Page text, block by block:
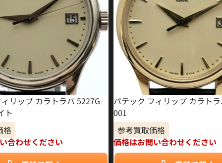
リップ カラトラバ 5227G-
ト
格
合わせください
パテック フィリップ カラト
001
参考買取価格
価格はお問い合わせください